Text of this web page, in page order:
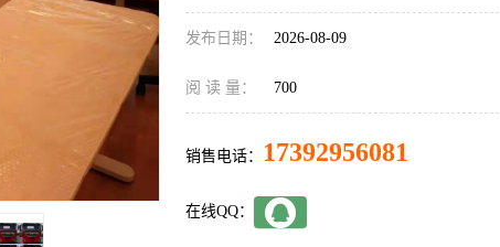
发布日期： 2026-08-09
阅 读 量： 700
销售电话： 17392956081
在线QQ：